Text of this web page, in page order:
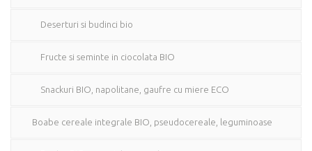
Deserturi si budinci bio
Fructe si seminte in ciocolata BIO
Snackuri BIO, napolitane, gaufre cu miere ECO
Boabe cereale integrale BIO, pseudocereale, leguminoase